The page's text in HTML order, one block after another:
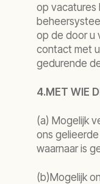
op vacatures
op de door u
contact met
gedurende
4.MET WIE
(a) Mogelijk
ons
waarnaar is
(b)Mogelijk